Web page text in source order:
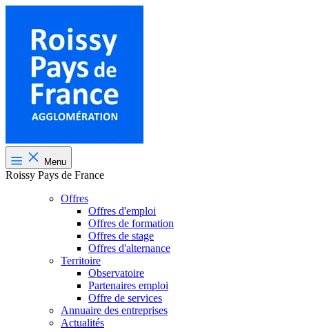
Menu
Roissy Pays de France
Offres
Offres d'emploi
Offres de formation
Offres de stage
Offres d'alternance
Territoire
Observatoire
Partenaires emploi
Offre de services
Annuaire des entreprises
Actualités